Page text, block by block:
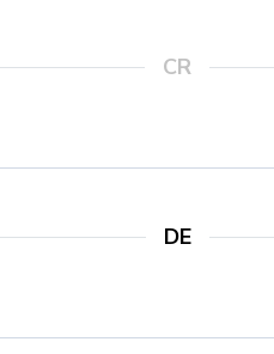
CR
DE